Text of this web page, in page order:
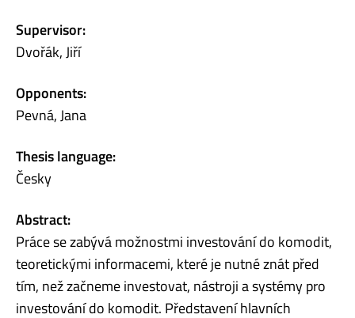
Supervisor:
Dvořák, Jiří
Opponents:
Pevná, Jana
Thesis language:
Česky
Abstract:
Práce se zabývá možnostmi investování do komodit,
teoretickými informacemi, které je nutné znát před
tím, než začneme investovat, nástroji a systémy pro
investování do komodit. Představení hlavních